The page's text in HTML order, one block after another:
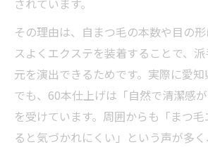
されています。
その理由は、自まつ毛の本数や目の
スよくエクステを装着することで、
元を演出できるためです。実際に愛
でも、60本仕上げは「自然で清潔感
を受けています。周囲からも「まつ
ると気づかれにくい」という声が多